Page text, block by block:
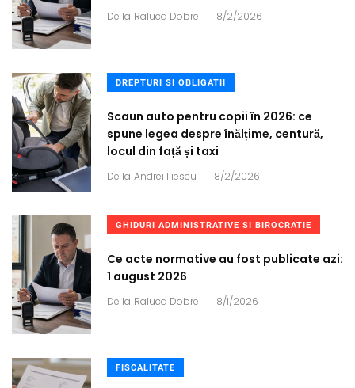
De la Raluca Dobre . 8/2/2026
DREPTURI SI OBLIGATII
Scaun auto pentru copii în 2026: ce
spune legea despre înălțime, centură,
locul din față și taxi
De la Andrei Iliescu . 8/2/2026
GHIDURI ADMINISTRATIVE SI BIROCRATIE
Ce acte normative au fost publicate azi:
1 august 2026
De la Raluca Dobre . 8/1/2026
FISCALITATE